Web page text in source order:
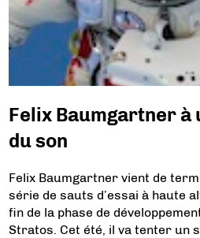
Felix Baumgartner à
du son
Felix Baumgartner vient de
série de sauts d’essai à haute
fin de la phase de
Stratos. Cet été, il va tenter un